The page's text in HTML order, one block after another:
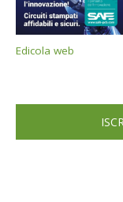
Edicola web